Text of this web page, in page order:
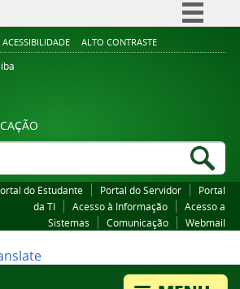
Simplifique!
Legislação
ACESSIBILIDADE ALTO CONTRASTE
do Estudante Portal do Servidor
Portal
da TI
Acesso à Informação
Acesso a
Sistemas
Comunicação Webmail